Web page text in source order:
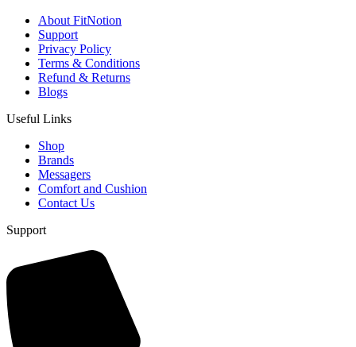
About FitNotion
Support
Privacy Policy
Terms & Conditions
Refund & Returns
Blogs
Useful Links
Shop
Brands
Messagers
Comfort and Cushion
Contact Us
Support